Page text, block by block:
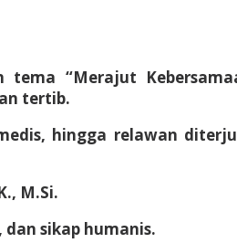
“Merajut
tertib.
hingga relawan
M.Si.
sikap humanis.